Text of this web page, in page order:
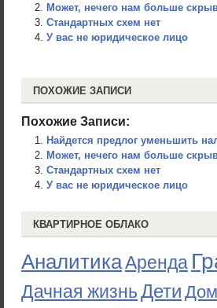
Может, нечего нам больше
Стандартных схем нет
У вас не юридическое лицо
ПОХОЖИЕ ЗАПИСИ
Похожие Записи:
Найдется предлог уменьшить
Может, нечего нам больше
Стандартных схем нет
У вас не юридическое лицо
КВАРТИРНОЕ ОБЛАКО
АналитикаАренда
Дачная жизньДети